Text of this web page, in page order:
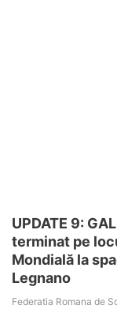
UPDATE 9:
terminat pe
Mondială la
Legnano
Federatia Romana de